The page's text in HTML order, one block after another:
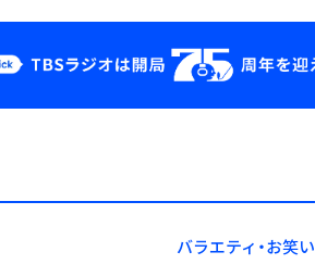
YouTube
会社情報
バラエティ・お笑い